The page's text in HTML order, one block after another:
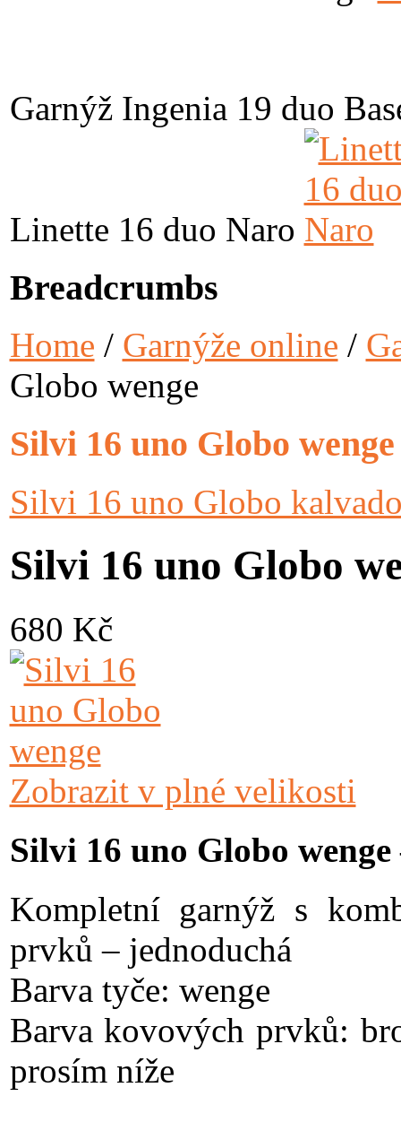
Garnýž Ingenia 19 duo
Linette 16 duo Naro
Breadcrumbs
Home / Garnýže online /
Globo wenge
Silvi 16 uno Globo wenge
Silvi 16 uno Globo
Silvi 16 uno Globo
680 Kč
Zobrazit v plné velikosti
Silvi 16 uno Globo
Kompletní garnýž s
prvků – jednoduchá
Barva tyče: wenge
Barva kovových prvků:
prosím níže